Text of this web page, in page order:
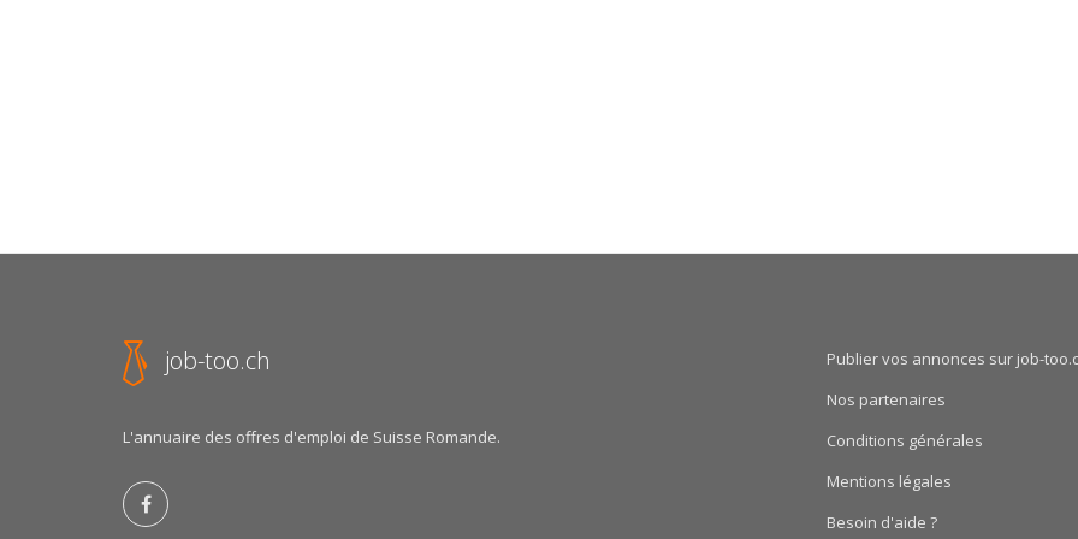
job-too.ch
L'annuaire des offres d'emploi de Suisse Romande.
Publier vos annonces sur job-
Nos partenaires
Conditions générales
Mentions légales
Besoin d'aide ?